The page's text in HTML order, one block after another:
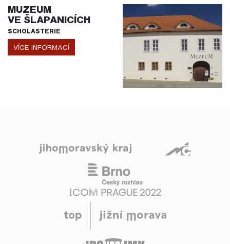
MUZEUM
VE ŠLAPANICÍCH
SCHOLASTERIE
VÍCE INFORMACÍ